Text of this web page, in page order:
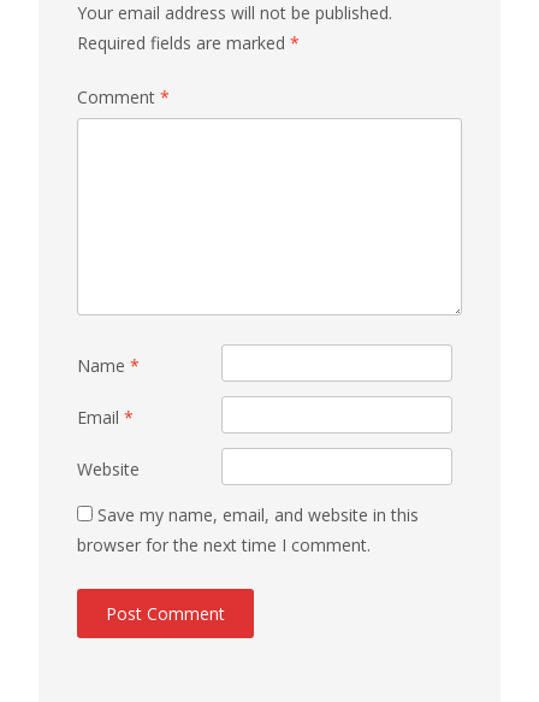
Your email address will not be published.
Required fields are marked *
Comment *
Name *
Email *
Website
Save my name, email, and website in this
browser for the next time I comment.